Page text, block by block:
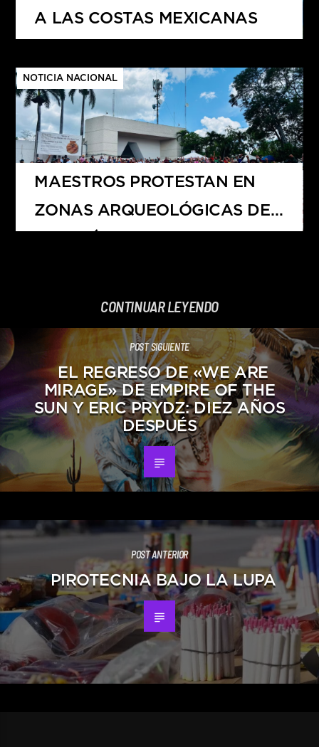
A LAS COSTAS MEXICANAS
NOTICIA NACIONAL
MAESTROS PROTESTAN EN
ZONAS ARQUEOLÓGICAS DE
CONTINUAR LEYENDO
POST SIGUIENTE
EL REGRESO DE «WE ARE
MIRAGE» DE EMPIRE OF THE
SUN Y ERIC PRYDZ: DIEZ AÑOS
DESPUÉS
POST ANTERIOR
PIROTECNIA BAJO LA LUPA